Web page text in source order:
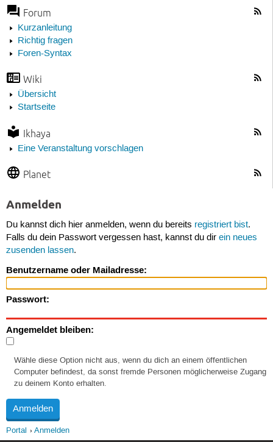
Forum
Kurzanleitung
Richtig fragen
Foren-Syntax
Wiki
Übersicht
Startseite
Ikhaya
Eine Veranstaltung vorschlagen
Planet
Anmelden
Du kannst dich hier anmelden, wenn du bereits registriert bist.
Falls du dein Passwort vergessen hast, kannst du dir ein neues
zusenden lassen.
Benutzername oder Mailadresse:
Passwort:
Angemeldet bleiben:
Wähle diese Option nicht aus, wenn du dich an einem öffentlichen
Computer befindest, da sonst fremde Personen möglicherweise Zugang
zu deinem Konto erhalten.
Portal Anmelden